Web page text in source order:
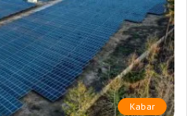
Kabar